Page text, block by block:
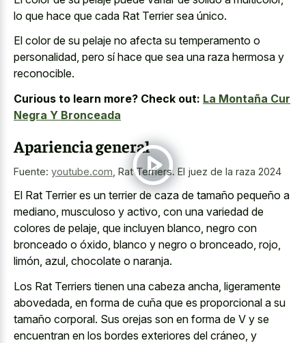
lo que hace que cada Rat Terrier sea único.
El color de su pelaje no afecta su temperamento o
personalidad, pero sí hace que sea una raza hermosa y
reconocible.
Curious to learn more? Check out: La Montaña Cur
Negra Y Bronceada
Apariencia general
Fuente: youtube.com Rat Terriers. El juez de la raza 2024
El Rat Terrier es un terrier de caza de tamaño pequeño a
mediano, musculoso y activo, con una variedad de
colores de pelaje, que incluyen blanco, negro con
bronceado o óxido, blanco y negro o bronceado, rojo,
limón, azul, chocolate o naranja.
Los Rat Terriers tienen una cabeza ancha, ligeramente
abovedada, en forma de cuña que es proporcional a su
tamaño corporal. Sus orejas son en forma de V y se
encuentran en los bordes exteriores del cráneo, y